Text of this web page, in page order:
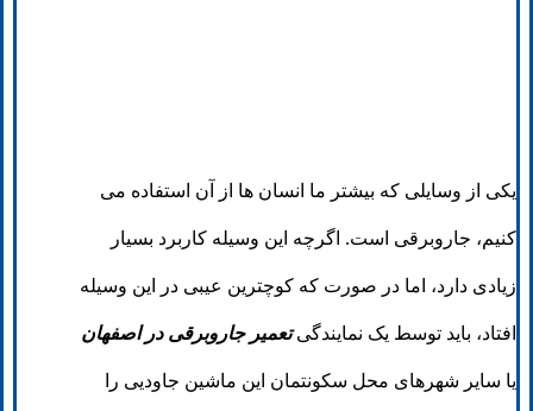
یکی از وسایلی که بیشتر ما انسان ها از آن استفاده می
کنیم، جاروبرقی است. اگرچه این وسیله کاربرد بسیار
زیادی دارد، اما در صورت که کوچترین عیبی در این وسیله
افتاد، باید توسط یک نمایندگیتعمیر جاروبرقی در اصفهان
یا سایر شهرهای محل سکونتمان این ماشین جاودیی را